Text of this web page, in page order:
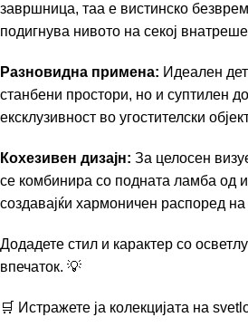
завршница, таа е вистинско
подигнува нивото на секој
Разновидна примена: Идеален
станбени простори, но и суптилен
ексклузивност во угостителски
Кохезивен дизајн: За целосен
се комбинира со подната ламба од
создавајќи хармоничен распоред на
Додадете стил и карактер со
впечаток. 💡
🛒 Истражете ја колекцијата на